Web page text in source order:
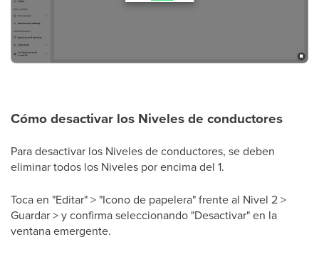
Cómo desactivar los Niveles de conductores
Para desactivar los Niveles de conductores, se deben
eliminar todos los Niveles por encima del 1.
Toca en "Editar" > "Icono de papelera" frente al Nivel 2 >
Guardar > y confirma seleccionando "Desactivar" en la
ventana emergente.